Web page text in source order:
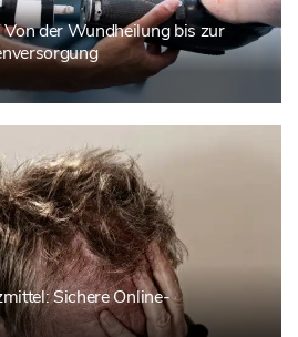
der Wundheilung bis zur
Sichere Online-